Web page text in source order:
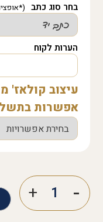
בחר סוג כתב
הערות לקוח
עיצוב קולאז'
אפשרות